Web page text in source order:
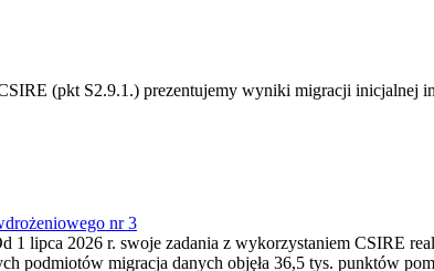
(pkt S2.9.1.) prezentujemy wyniki migracji
nr 3
lipca 2026 r. swoje zadania z wykorzystaniem CSIRE
podmiotów migracja danych objęła 36,5 tys. punktów